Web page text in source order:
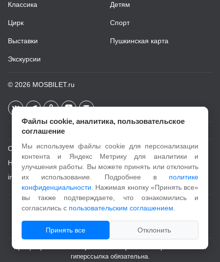
Классика
Цирк
Выставки
Экскурсии
Детям
Спорт
Пушкинская карта
© 2026 MOSBILET.ru
О проекте
Новости
info@mosbilet.ru
Пользовательское соглашение
Политика конфиденциальности
При цитировании и копировании материалов с портала активная
гиперссылка обязательна.
Файлы cookie, аналитика, пользовательское
соглашение
Мы используем файлы cookie для персонализации
контента и Яндекс Метрику для аналитики и
улучшения работы. Вы можете принять или отклонить
их использование. Подробнее в политике
конфиденциальности . Нажимая кнопку «Принять все»
вы также подтверждаете, что ознакомились и
согласились с пользовательским соглашением
Принять все Отклонить